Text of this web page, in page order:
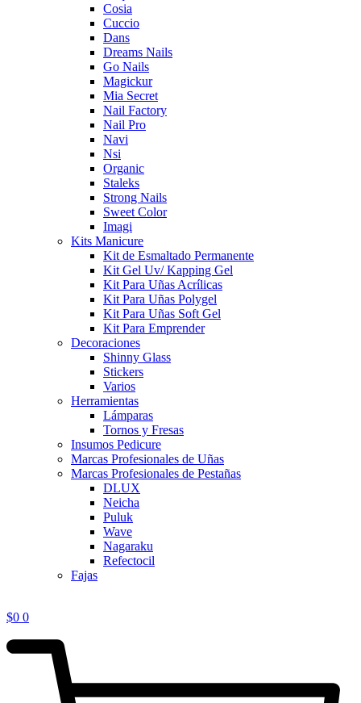
Cosia
Cuccio
Dans
Dreams Nails
Go Nails
Magickur
Mia Secret
Nail Factory
Nail Pro
Navi
Nsi
Organic
Staleks
Strong Nails
Sweet Color
Imagi
Kits Manicure
Kit de Esmaltado Permanente
Kit Gel Uv/ Kapping Gel
Kit Para Uñas Acrílicas
Kit Para Uñas Polygel
Kit Para Uñas Soft Gel
Kit Para Emprender
Decoraciones
Shinny Glass
Stickers
Varios
Herramientas
Lámparas
Tornos y Fresas
Insumos Pedicure
Marcas Profesionales de Uñas
Marcas Profesionales de Pestañas
DLUX
Neicha
Puluk
Wave
Nagaraku
Refectocil
Fajas
$0 0